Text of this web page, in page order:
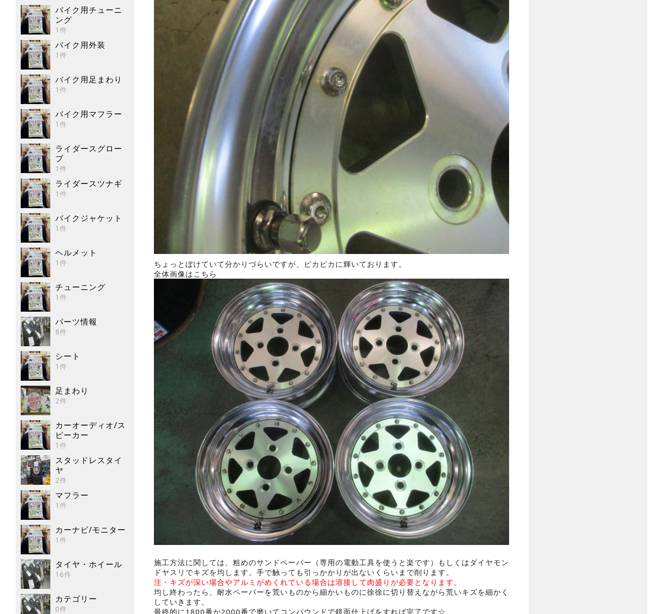
バイク用チューニ
ング
1件
バイク用外装
1件
バイク用足まわり
1件
バイク用マフラー
1件
ライダースグロー
ブ
1件
ライダースツナギ
1件
バイクジャケット
1件
ヘルメット
1件
チューニング
1件
パーツ情報
8件
シート
1件
足まわり
2件
カーオーディオ/ス
ピーカー
1件
スタッドレスタイ
ヤ
2件
マフラー
1件
カーナビ/モニター
1件
タイヤ・ホイール
16件
カテゴリー
0件
ちょっとぼけていて分かりづらいですが、ピカピカに輝いております。
全体画像はこちら
施工方法に関しては、粗めのサンドペーパー（専用の電動工具を使うと楽です）もしくはダイヤモン
ドヤスリでキズを均します。手で触っても引っかかりが出ないくらいまで削ります。
注・キズが深い場合やアルミがめくれている場合は溶接して肉盛りが必要となります。
均し終わったら、耐水ペーパーを荒いものから細かいものに徐徐に切り替えながら荒いキズを細かく
していきます。
最終的に1800番か2000番で磨いてコンパウンドで鏡面仕上げをすれば完了です☆